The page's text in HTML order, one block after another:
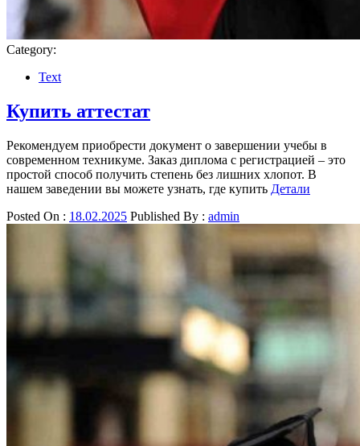
Category:
Text
Купить аттестат
Рекомендуем приобрести документ о завершении учебы в
современном техникуме. Заказ диплома с регистрацией – это
простой способ получить степень без лишних хлопот. В
нашем заведении вы можете узнать, где купить Детали
Posted On : 18.02.2025 Published By : admin